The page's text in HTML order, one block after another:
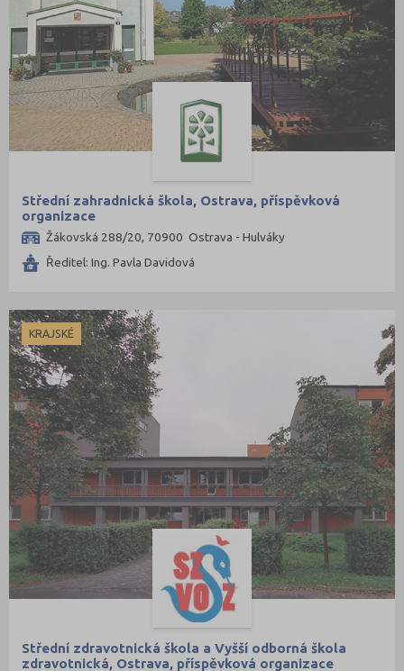
Střední zahradnická škola, Ostrava, příspěvková
organizace
Žákovská 288/20, 70900 Ostrava - Hulváky
Ředitel: Ing. Pavla Davidová
KRAJSKÉ
Střední zdravotnická škola a Vyšší odborná škola
zdravotnická, Ostrava, příspěvková organizace